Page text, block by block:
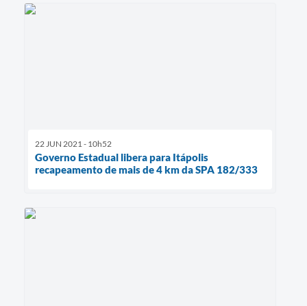
22 JUN 2021 - 10h52
Governo Estadual libera para Itápolis
recapeamento de mais de 4 km da SPA 182/333